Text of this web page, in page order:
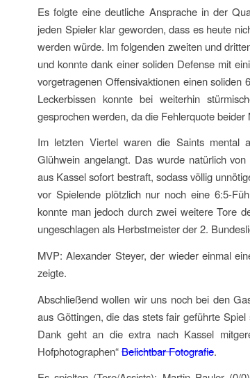
Es folgte eine deutliche Ansprache in der
jeden Spieler klar geworden, dass es heute
werden würde. Im folgenden zweiten und
und konnte dank einer soliden Defense mit
vorgetragenen Offensivaktionen einen soliden
Leckerbissen konnte bei weiterhin
gesprochen werden, da die Fehlerquote
Im letzten Viertel waren die Saints mental
Glühwein angelangt. Das wurde natürlich
aus Kassel sofort bestraft, sodass völlig
vor Spielende plötzlich nur noch eine 6:5-
konnte man jedoch durch zwei weitere Tore
ungeschlagen als Herbstmeister der 2.
MVP: Alexander Steyer, der wieder einmal
zeigte.
Abschließend wollen wir uns noch bei den
aus Göttingen, die das stets fair geführte
Dank geht an die extra nach Kassel
Hofphotographen“Belichtbar Fotografie.